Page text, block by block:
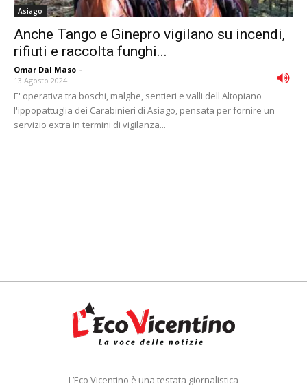
Asiago
Anche Tango e Ginepro vigilano su incendi,
rifiuti e raccolta funghi...
Omar Dal Maso -
13 Agosto 2024
E' operativa tra boschi, malghe, sentieri e valli dell'Altopiano
l'ippopattuglia dei Carabinieri di Asiago, pensata per fornire un
servizio extra in termini di vigilanza...
L’Eco Vicentino è una testata giornalistica